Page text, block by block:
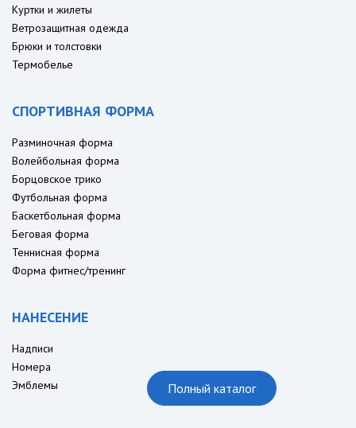
Куртки и жилеты
Ветрозащитная одежда
Брюки и толстовки
Термобелье
СПОРТИВНАЯ ФОРМА
Разминочная форма
Волейбольная форма
Борцовское трико
Футбольная форма
Баскетбольная форма
Беговая форма
Теннисная форма
Форма фитнес/тренинг
НАНЕСЕНИЕ
Надписи
Номера
Эмблемы
Полный каталог